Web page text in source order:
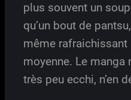
plus souvent un
qu’un bout de
même rafraichissant
moyenne. Le manga
très peu ecchi, n’en